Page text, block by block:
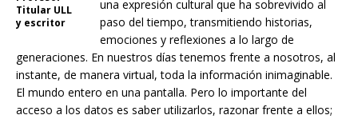
Titular ULL
y escritor
una expresión cultural que ha sobrevivido al
paso del tiempo, transmitiendo historias,
emociones y reflexiones a lo largo de
generaciones. En nuestros días tenemos frente a nosotros, al
instante, de manera virtual, toda la información inimaginable.
El mundo entero en una pantalla. Pero lo importante del
acceso a los datos es saber utilizarlos, razonar frente a ellos;